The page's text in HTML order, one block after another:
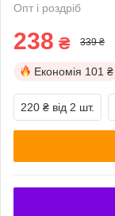
Опт і роздріб
238 ₴ 339 ₴
Економія 101 ₴
220 ₴ від 2 шт.